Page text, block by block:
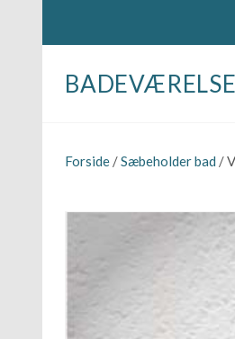
Forside /Sæbeholder bad /